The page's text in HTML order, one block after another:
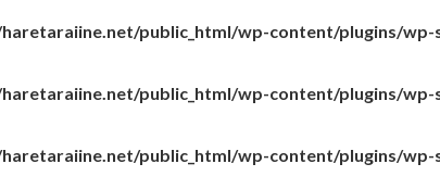
haretaraiine.net/public_html/wp-content/plugins/
haretaraiine.net/public_html/wp-content/plugins/
haretaraiine.net/public_html/wp-content/plugins/